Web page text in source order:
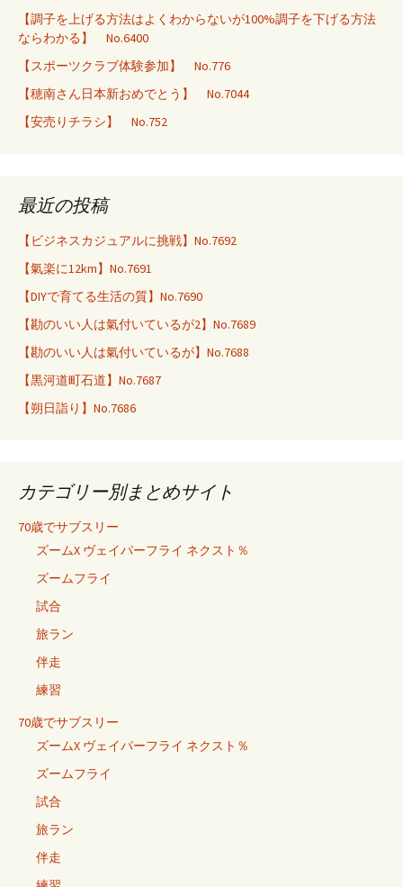
【調子を上げる方法はよくわからないが100%調子を下げる方法
ならわかる】 No.6400
【スポーツクラブ体験参加】 No.776
【穂南さん日本新おめでとう】 No.7044
【安売りチラシ】 No.752
最近の投稿
【ビジネスカジュアルに挑戦】No.7692
【氣楽に12km】No.7691
【DIYで育てる生活の質】No.7690
【勘のいい人は氣付いているが2】No.7689
【勘のいい人は氣付いているが】No.7688
【黒河道町石道】No.7687
【朔日詣り】No.7686
カテゴリー別まとめサイト
70歳でサブスリー
ズームX ヴェイパーフライ ネクスト％
ズームフライ
試合
旅ラン
伴走
練習
70歳でサブスリー
ズームX ヴェイパーフライ ネクスト％
ズームフライ
試合
旅ラン
伴走